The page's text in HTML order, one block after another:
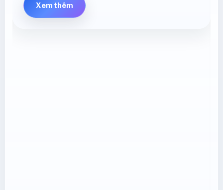
Xem thêm